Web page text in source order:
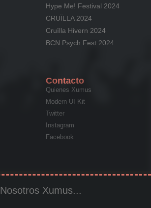
Hype Me! Festival 2024
CRUÏLLA 2024
Cruïlla Hivern 2024
BCN Psych Fest 2024
Contacto
Quienes Xumus
Modern UI Kit
Twitter
Instagram
Facebook
Nosotros Xumus...